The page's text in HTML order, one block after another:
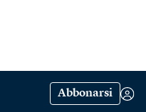
Abbonarsi